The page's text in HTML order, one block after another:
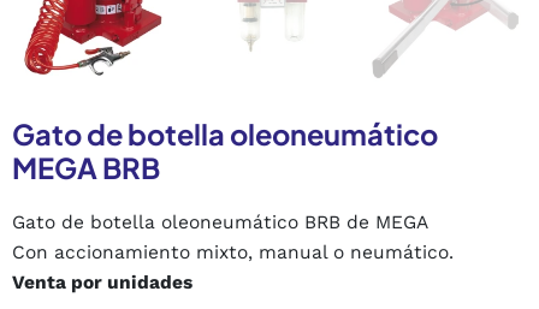
Gato de botella oleoneumático
MEGA BRB
Gato de botella oleoneumático BRB de MEGA
Con accionamiento mixto, manual o neumático.
Venta por unidades